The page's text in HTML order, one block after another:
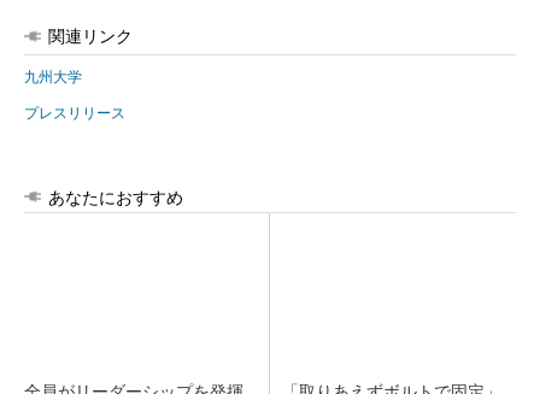
関連リンク
九州大学
プレスリリース
あなたにおすすめ